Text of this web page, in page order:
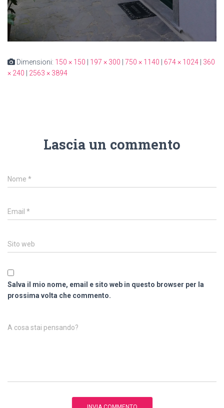
Dimensioni: 150 × 150 197 × 300 750 × 1140 674 × 1024
360
× 240
2563 × 3894
Lascia un commento
Nome *
Email *
Sito web
Salva il mio nome, email e sito web in questo browser per la
prossima volta che commento.
A cosa stai pensando?